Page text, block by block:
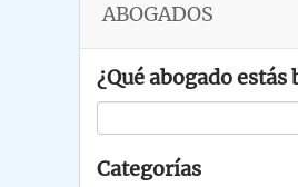
ABOGADOS
¿Qué abogado estás
Categorías